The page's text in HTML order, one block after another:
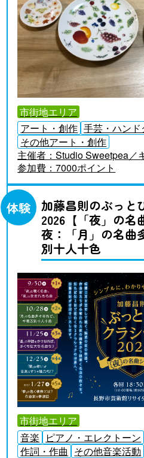
市街地エリア
アート・創作 手芸・ハン
その他アート・創作
主催者：Studio Sweetpea／
参加費：7000ポイント
体験
加藤昌則のぶっと
2026【「夜」の名
夜：「月」の名曲
別十人十色
市街地エリア
音楽
ピアノ・エレクトーン
作詞・作曲 その他音楽活動